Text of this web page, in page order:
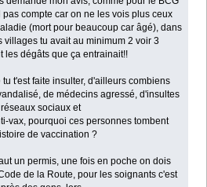
compte car on ne les vois plus ceux
(mort pour beaucoup car âgé), dans
villages tu avait au minimum 2 voir 3
les dégâts que ça entrainait!!
t'est faite insulter, d'ailleurs combiens
de médecins agressé, d'insultes
sociaux et
vax, pourquoi ces personnes tombent
de vaccination ?
un permis, une fois en poche on dois
de la Route, pour les soignants c'est